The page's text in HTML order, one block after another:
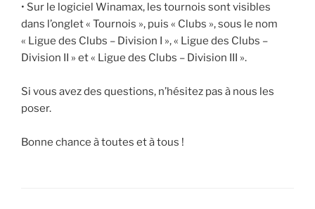
• Sur le logiciel Winamax, les tournois sont visibles
dans l’onglet « Tournois », puis « Clubs », sous le nom
« Ligue des Clubs – Division I », « Ligue des Clubs –
Division II » et « Ligue des Clubs – Division III ».
Si vous avez des questions, n’hésitez pas à nous les
poser.
Bonne chance à toutes et à tous !